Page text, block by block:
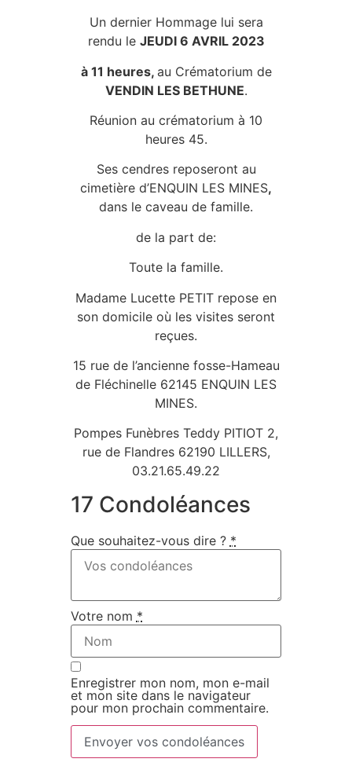
Un dernier Hommage lui sera
rendu le JEUDI 6 AVRIL 2023
à 11 heures, au Crématorium de
VENDIN LES BETHUNE.
Réunion au crématorium à 10
heures 45.
Ses cendres reposeront au
cimetière d’ENQUIN LES MINES,
dans le caveau de famille.
de la part de:
Toute la famille.
Madame Lucette PETIT repose en
son domicile où les visites seront
reçues.
15 rue de l’ancienne fosse-Hameau
de Fléchinelle 62145 ENQUIN LES
MINES.
Pompes Funèbres Teddy PITIOT 2,
rue de Flandres 62190 LILLERS,
03.21.65.49.22
17 Condoléances
Que souhaitez-vous dire ? *
Votre nom *
Enregistrer mon nom, mon e-mail
et mon site dans le navigateur
pour mon prochain commentaire.
Envoyer vos condoléances